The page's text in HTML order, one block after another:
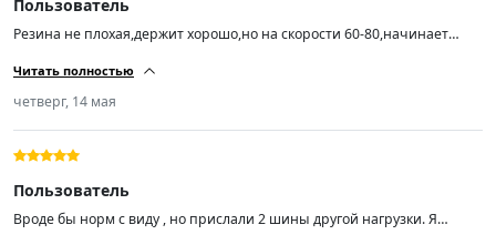
Пользователь
Резина не плохая,держит хорошо,но на скорости 60-80,начинает
чувствуется,балансировку делали
Читать полностью
четверг, 14 мая
Пользователь
Вроде бы норм с виду , но прислали 2 шины другой нагрузки. Я